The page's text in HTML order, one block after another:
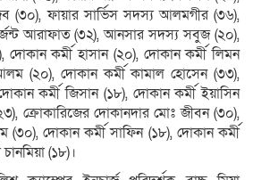
(৩০), ফায়ার সার্ভিস সদস্য আলমগীর (৩৬),
আরাফাত (৩২), আনসার সদস্য সবুজ (২০),
দোকান কর্মী হাসান (২০), দোকান কর্মী লিমন
(২০), দোকান কর্মী কামাল হোসেন (৩৩),
কর্মী জিসান (১৮), দোকান কর্মী ইয়াসিন
ক্রোকারিজের দোকানদার মোঃ জীবন (৩০),
দোকান কর্মী সাফিন (১৮), দোকান কর্মী
(১৮)।